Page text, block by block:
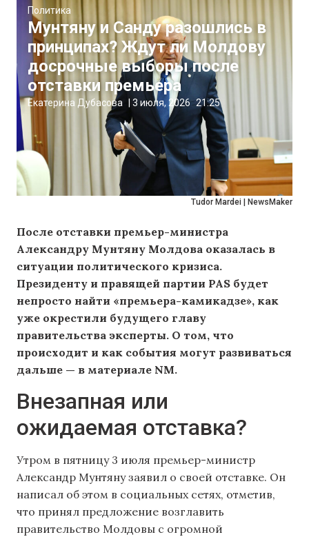
Tudor Mardei | NewsMaker
Политика
Мунтяну и Санду разошлись в
принципах? Ждут ли Молдову
досрочные выборы после
отставки премьера
Екатерина Дубасова 3 июля, 2026 21:25
После отставки премьер-министра
Александру Мунтяну Молдова оказалась в
ситуации политического кризиса.
Президенту и правящей партии PAS будет
непросто найти «премьера-камикадзе», как
уже окрестили будущего главу
правительства эксперты. О том, что
происходит и как события могут развиваться
дальше — в материале NM.
Внезапная или
ожидаемая отставка?
Утром в пятницу 3 июля премьер-министр
Александр Мунтяну заявил о своей отставке. Он
написал об этом в социальных сетях, отметив,
что принял предложение возглавить
правительство Молдовы с огромной